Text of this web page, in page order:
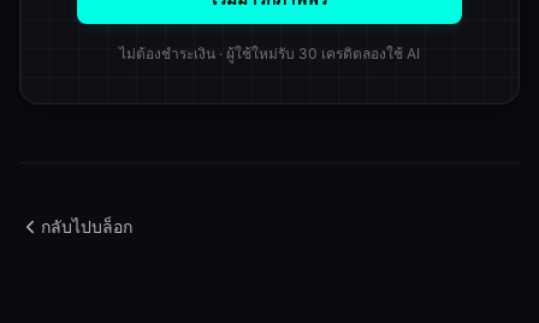
ไม่ต้องชำระเงิน · ผู้ใช้ใหม่รับ 30 เครดิตลองใช้ AI
กลับไปบล็อก